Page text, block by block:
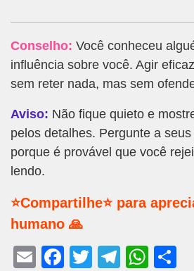
Conselho: Você conheceu
influência sobre você. Agir
sem reter nada, mas sem
Aviso: Não fique quieto e
pelos detalhes. Pergunte a
porque é provável que você
lendo.
⭐Compartilhe⭐ para
humano 🙏
E
F
T
T
W